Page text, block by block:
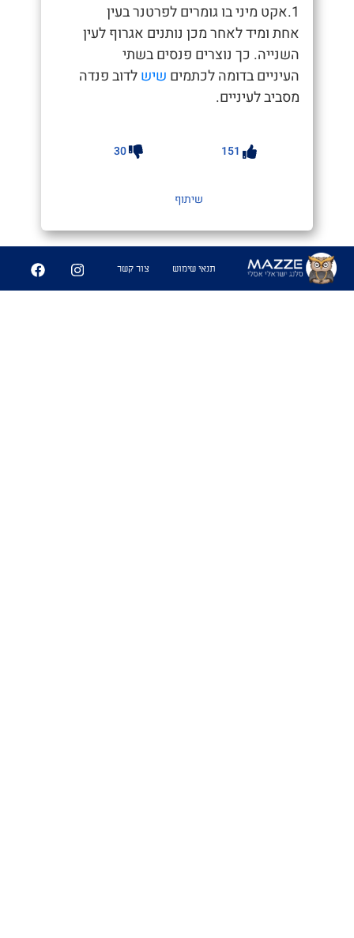
1.אקט מיני בו גומרים לפרטנר בעין
אחת ומיד לאחר מכן נותנים אגרוף לעין
השנייה. כך נוצרים פנסים בשתי
העיניים בדומה לכתמים שישלדוב פנדה
מסביב לעיניים.
151
30
שיתוף
מַעֲרָכָה צְמוּדָה
תנאי שימוש צור קשר